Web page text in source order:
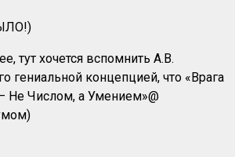
тут хочется вспомнить А.В.
гениальной концепцией, что «Врага
Не Числом, а Умением»@